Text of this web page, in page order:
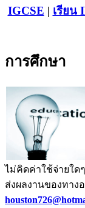
IGCSE | เรียน
การศึกษา
ไม่คิดค่าใช้จ่ายใด
ส่งผลงานของทาง